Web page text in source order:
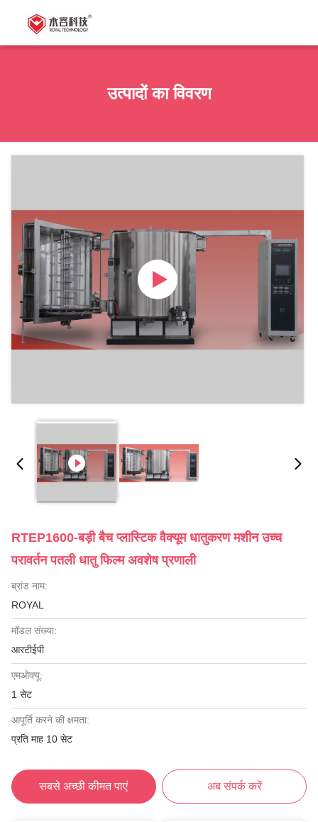
उत्पादों का विवरण
RTEP1600-बड़ी बैच प्लास्टिक वैक्यूम धातुकरण मशीन उच्च
परावर्तन पतली धातु फिल्म अवशेष प्रणाली
ब्रांड नाम:
ROYAL
मॉडल संख्या:
आरटीईपी
एमओक्यू:
1 सेट
आपूर्ति करने की क्षमता:
प्रति माह 10 सेट
सबसे अच्छी कीमत पाएं अब संपर्क करें